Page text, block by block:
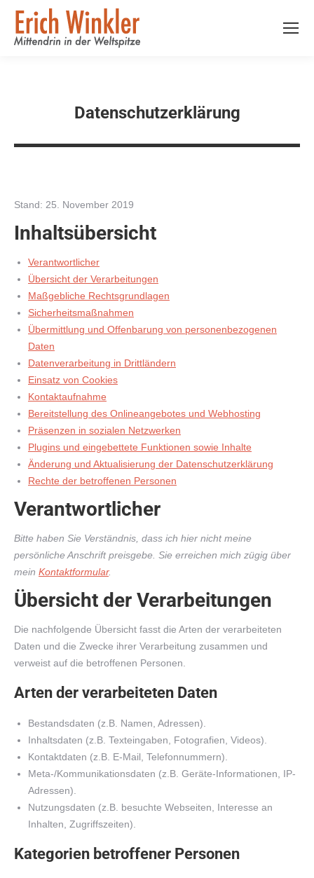
Datenschutz­erklärung
Stand: 25. November 2019
Inhaltsübersicht
Verantwortlicher
Übersicht der Verarbeitungen
Maßgebliche Rechtsgrundlagen
Sicherheitsmaßnahmen
Übermittlung und Offenbarung von personenbezogenen
Daten
Datenverarbeitung in Drittländern
Einsatz von Cookies
Kontaktaufnahme
Bereitstellung des Onlineangebotes und Webhosting
Präsenzen in sozialen Netzwerken
Plugins und eingebettete Funktionen sowie Inhalte
Änderung und Aktualisierung der Datenschutzerklärung
Rechte der betroffenen Personen
Verantwortlicher
Bitte haben Sie Verständnis, dass ich hier nicht meine
persönliche Anschrift preisgebe. Sie erreichen mich zügig über
mein Kontaktformular.
Übersicht der Verarbeitungen
Die nachfolgende Übersicht fasst die Arten der verarbeiteten
Daten und die Zwecke ihrer Verarbeitung zusammen und
verweist auf die betroffenen Personen.
Arten der verarbeiteten Daten
Bestandsdaten (z.B. Namen, Adressen).
Inhaltsdaten (z.B. Texteingaben, Fotografien, Videos).
Kontaktdaten (z.B. E-Mail, Telefonnummern).
Meta-/Kommunikationsdaten (z.B. Geräte-Informationen, IP-
Adressen).
Nutzungsdaten (z.B. besuchte Webseiten, Interesse an
Inhalten, Zugriffszeiten).
Kategorien betroffener Personen